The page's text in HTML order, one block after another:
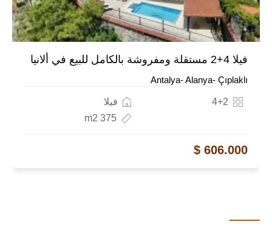
فيلا 4+2 مستقلة ومفروشة بالكامل للبيع في ألانيا
Antalya- Alanya- Çıplaklı
فيلا
4+2
375 m2
606.000 $